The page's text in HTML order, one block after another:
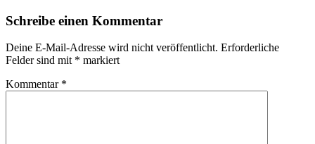
Schreibe einen Kommentar
Deine E-Mail-Adresse wird nicht veröffentlicht. Erforderliche
Felder sind mit * markiert
Kommentar *